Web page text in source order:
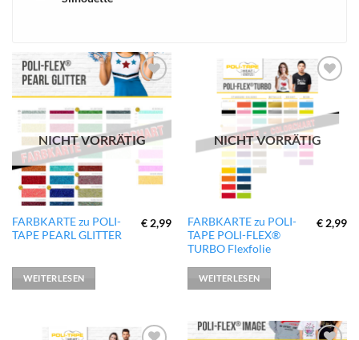
zur
hinzufügen
NICHT VORRÄTIG
FARBKARTE zu POLI-
TAPE PEARL GLITTER
€ 2,99
WEITERLESEN
zur
Wunschliste
hinzufügen
NICHT VORRÄTIG
FARBKARTE zu POLI-
TAPE POLI-FLEX®
TURBO Flexfolie
€ 2,99
WEITERLESEN